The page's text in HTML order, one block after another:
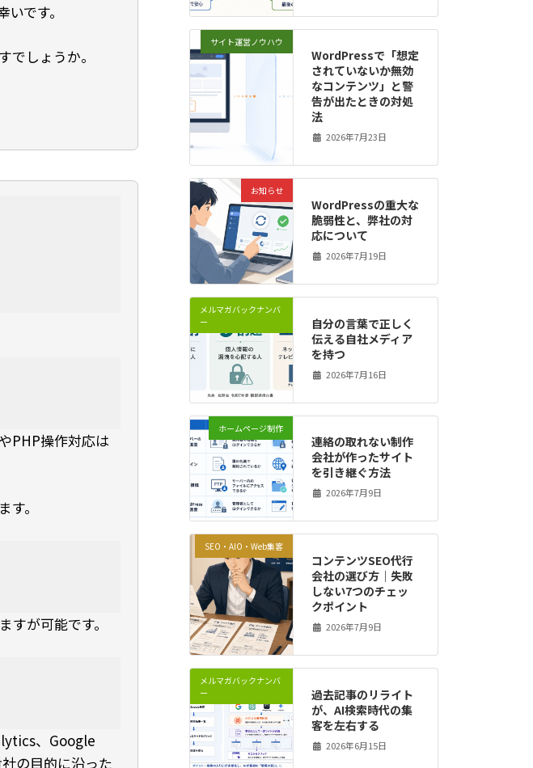
です。
でしょうか。
PHP操作対応は
。
が可能です。
、Google
の目的に沿った
サイト運営ノウハウ
WordPressで「想定
されていないか無効
なコンテンツ」と警
告が出たときの対処
法
2026年7月23日
お知らせ
WordPressの重大な
脆弱性と、弊社の対
応について
2026年7月19日
メルマガバックナンバ
ー
自分の言葉で正しく
伝える自社メディア
を持つ
2026年7月16日
ホームページ制作
連絡の取れない制作
会社が作ったサイト
を引き継ぐ方法
2026年7月9日
SEO・AIO・Web集客
コンテンツSEO代行
会社の選び方｜失敗
しない7つのチェッ
クポイント
2026年7月9日
メルマガバックナンバ
ー
過去記事のリライト
が、AI検索時代の集
客を左右する
2026年6月15日